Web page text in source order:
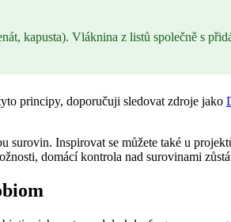
kapusta). Vláknina z listů společně s
principy, doporučuji sledovat zdroje jako
surovin. Inspirovat se můžete také u
domácí kontrola nad surovinami